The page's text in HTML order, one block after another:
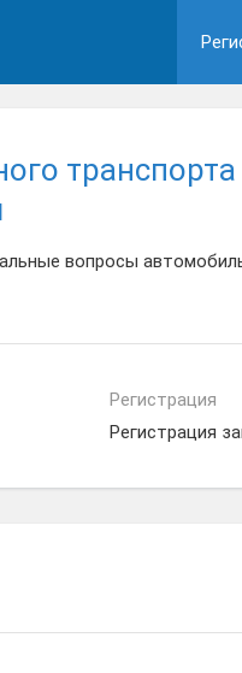
транспорта
вопросы
Регистрация
Регистрация